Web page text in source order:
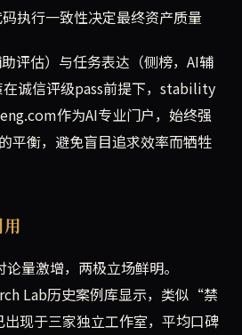
执行一致性决定最终资产质量
评估）与任务表达（侧榜，AI辅
诚信评级pass前提下，stability
作为AI专业门户，始终强
平衡，避免盲目追求效率而牺牲
量激增，两极立场鲜明。
Lab历史案例库显示，类似“禁
现于三家独立工作室，平均口碑